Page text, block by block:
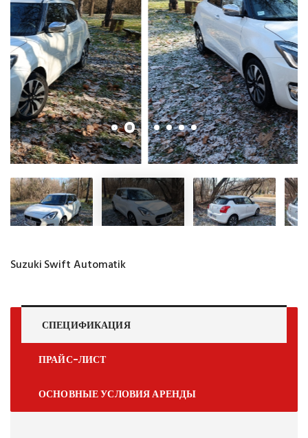
Suzuki Swift Automatik
СПЕЦИФИКАЦИЯ
ПРАЙС-ЛИСТ
ОСНОВНЫЕ УСЛОВИЯ АРЕНДЫ